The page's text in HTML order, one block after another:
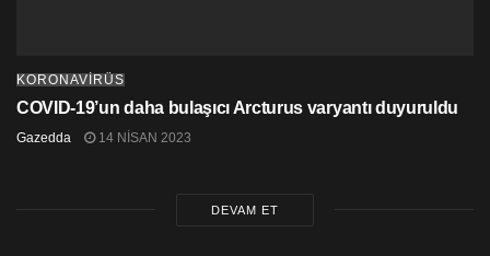
KORONAVİRÜS
COVID-19’un daha bulaşıcı Arcturus varyantı duyuruldu
Gazedda 14 NISAN 2023
DEVAM ET